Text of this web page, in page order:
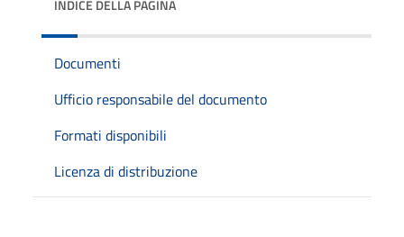
INDICE DELLA PAGINA
Documenti
Ufficio responsabile del documento
Formati disponibili
Licenza di distribuzione